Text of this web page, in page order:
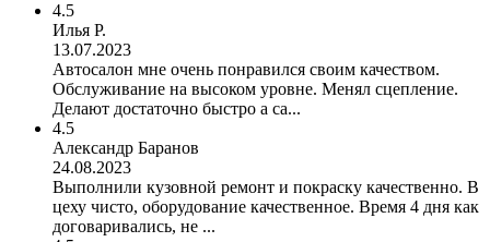
4.5
Илья Р.
13.07.2023
Автосалон мне очень понравился своим качеством.
Обслуживание на высоком уровне. Менял сцепление.
Делают достаточно быстро а са...
4.5
Александр Баранов
24.08.2023
Выполнили кузовной ремонт и покраску качественно. В
цеху чисто, оборудование качественное. Время 4 дня как
договаривались, не ...